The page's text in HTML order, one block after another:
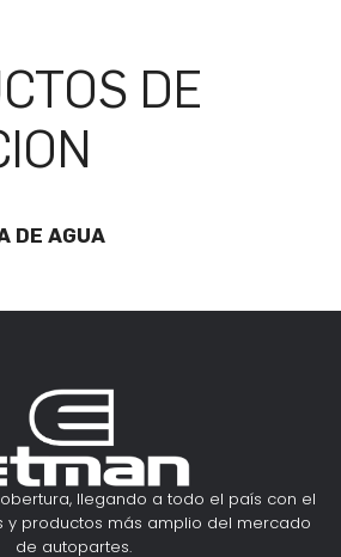
DE
DE AGUA
llegando a todo el país con el
y productos más amplio del mercado
de autopartes.